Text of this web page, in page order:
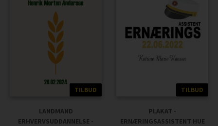
TILBUD
LANDMAND
ERHVERVSUDDANNELSE -
TILBUD
PLAKAT -
ERNÆRINGSASSISTENT HUE